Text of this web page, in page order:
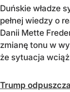
Duńskie władze
pełnej wiedzy o
Danii Mette
zmianę tonu w
że sytuacja
Trump